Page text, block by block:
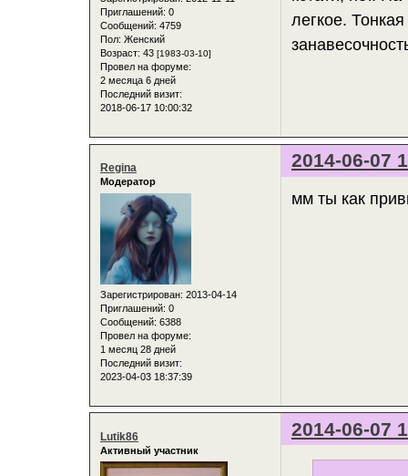
Приглашений: 0
Сообщений: 4759
Пол: Женский
Возраст: 43 [1983-03-10]
Провел на форуме:
2 месяца 6 дней
Последний визит:
2018-06-17 10:00:32
легкое.
2014-06-07
Regina
Модератор
Зарегистрирован: 2013-04-14
Приглашений: 0
Сообщений: 6388
Провел на форуме:
1 месяц 28 дней
Последний визит:
2023-04-03 18:37:39
мм ты как
2014-06-07
Lutik86
Активный участник